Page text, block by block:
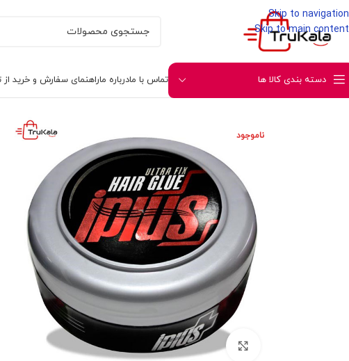
Skip to navigation
Skip to main content
دسته بندی کالا ها تماس با مادرباره ماراهنمای سفارش و خرید از
حالت دهنده مو
ناموجود
بزرگنمایی تصویر